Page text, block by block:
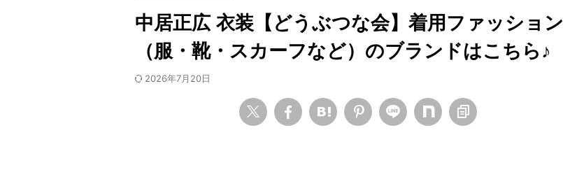
中居正広 衣装【どうぶつな会】着用ファッション
（服・靴・スカーフなど）のブランドはこちら♪
2026年7月20日